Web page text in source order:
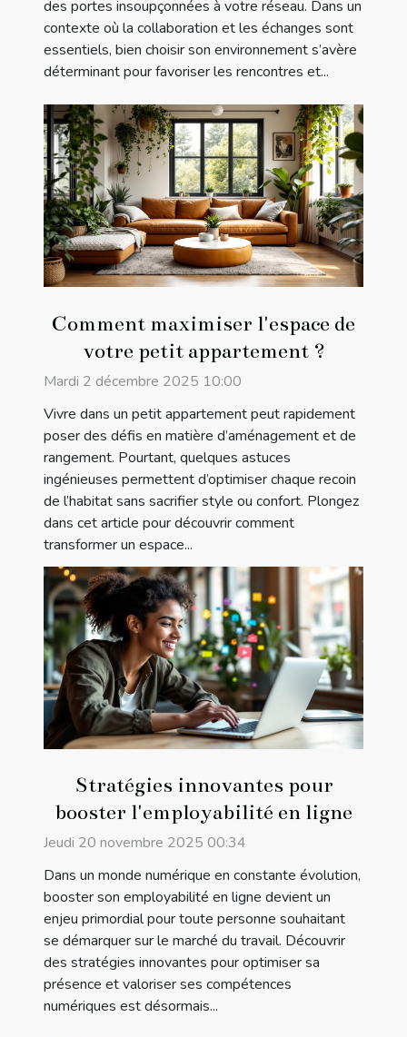
des portes insoupçonnées à votre réseau. Dans un
contexte où la collaboration et les échanges sont
essentiels, bien choisir son environnement s’avère
déterminant pour favoriser les rencontres et...
Comment maximiser l'espace de
votre petit appartement ?
Mardi 2 décembre 2025 10:00
Vivre dans un petit appartement peut rapidement
poser des défis en matière d’aménagement et de
rangement. Pourtant, quelques astuces
ingénieuses permettent d’optimiser chaque recoin
de l’habitat sans sacrifier style ou confort. Plongez
dans cet article pour découvrir comment
transformer un espace...
Stratégies innovantes pour
booster l'employabilité en ligne
Jeudi 20 novembre 2025 00:34
Dans un monde numérique en constante évolution,
booster son employabilité en ligne devient un
enjeu primordial pour toute personne souhaitant
se démarquer sur le marché du travail. Découvrir
des stratégies innovantes pour optimiser sa
présence et valoriser ses compétences
numériques est désormais...